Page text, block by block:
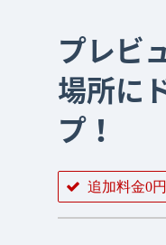
プレビ
場所に
プ！
追加料金0円